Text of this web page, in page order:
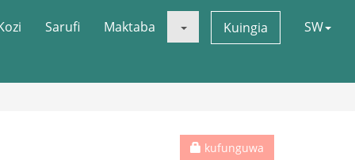
Sarufi Maktaba Kuingia SW
kufunguwa